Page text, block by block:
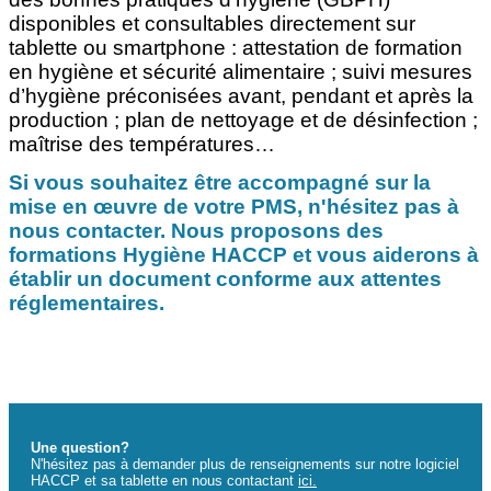
disponibles et consultables directement sur
tablette ou smartphone : attestation de formation
en hygiène et sécurité alimentaire ; suivi mesures
d’hygiène préconisées avant, pendant et après la
production ; plan de nettoyage et de désinfection ;
maîtrise des températures…
Si vous souhaitez être accompagné sur la
mise en œuvre de votre PMS, n'hésitez pas à
nous contacter. Nous proposons des
formations Hygiène HACCP et vous aiderons à
établir un document conforme aux attentes
réglementaires.
Une question?
N'hésitez pas à demander plus de renseignements sur notre logiciel
HACCP et sa tablette en nous contactant ici.